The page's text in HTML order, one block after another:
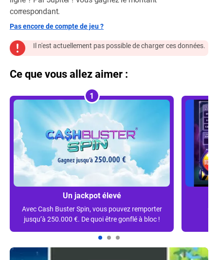
correspondant.
Pas encore de compte de jeu ?
Il n'est actuellement pas possible de charger ces données.
Ce que vous allez aimer :
1
Un jackpot élevé
Avec Cash Buster Spin, vous pouvez remporter
jusqu’à 250.000 €. De quoi être gonflé à bloc !